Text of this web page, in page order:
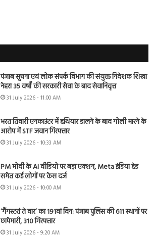
पंजाब सूचना एवं लोक संपर्क विभाग की संयुक्त निदेशक शिखा
नेहरा 35 वर्षों की सरकारी सेवा के बाद सेवानिवृत्त
31 July 2026 - 11:00 AM
भरत तिवारी एनकाउंटर में हथियार डालने के बाद गोली मारने के
आरोप में STF जवान गिरफ्तार
31 July 2026 - 10:33 AM
PM मोदी के AI वीडियो पर बड़ा एक्शन, Meta इंडिया हेड
समेत कई लोगों पर केस दर्ज
31 July 2026 - 10:00 AM
‘गैंगस्टरां ते वार’ का 191वां दिन: पंजाब पुलिस की 611 स्थानों पर
छापेमारी, 310 गिरफ्तार
31 July 2026 - 9:20 AM